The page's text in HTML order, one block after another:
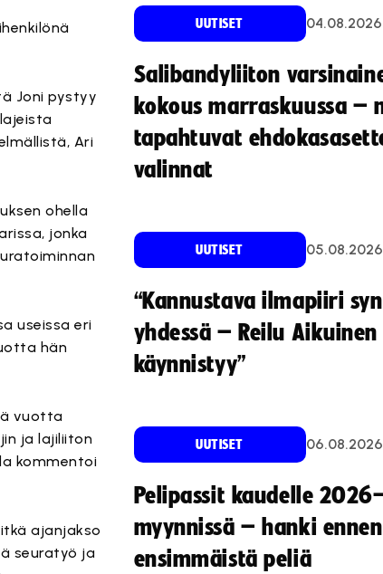
Joni pystyy
Ari
ohella
jonka
useissa eri
hän
vuotta
ja lajiliiton
kommentoi
ajanjakso
seuratyö ja
UUTISET 04.08.2026
Salibandyliiton
kokous marraskuussa –
tapahtuvat
valinnat
UUTISET 05.08.2026
“Kannustava ilmapiiri
yhdessä – Reilu
käynnistyy”
UUTISET 06.08.2026
Pelipassit kaudelle
myynnissä – hanki ennen
ensimmäistä peliä